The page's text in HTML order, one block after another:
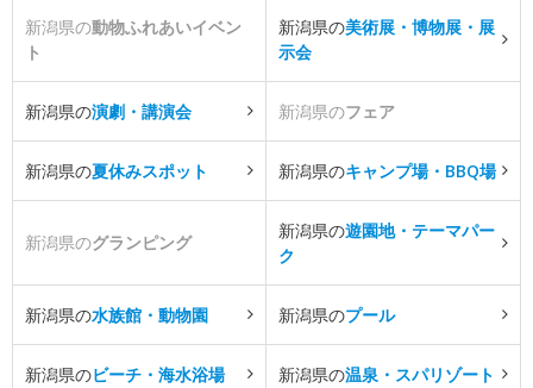
新潟県の動物ふれあいイベン
ト
新潟県の美術展・博物展・展
示会
新潟県の演劇・講演会 新潟県のフェア
新潟県の夏休みスポット 新潟県のキャンプ場・BBQ場
新潟県のグランピング
新潟県の遊園地・テーマパー
ク
新潟県の水族館・動物園 新潟県のプール
新潟県のビーチ・海水浴場 新潟県の温泉・スパリゾート